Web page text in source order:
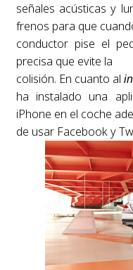
señales acústicas y
frenos para que
conductor pise el
precisa que evite la
colisión. En cuanto al
ha instalado una
iPhone en el coche
de usar Facebook y